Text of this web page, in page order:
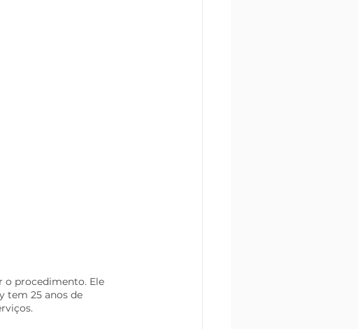
o procedimento. Ele
tem 25 anos de